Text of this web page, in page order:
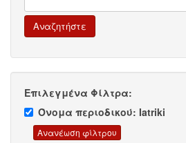
Επιλεγμένα Φίλτρα:
Όνομα περιοδικού: Iatriki